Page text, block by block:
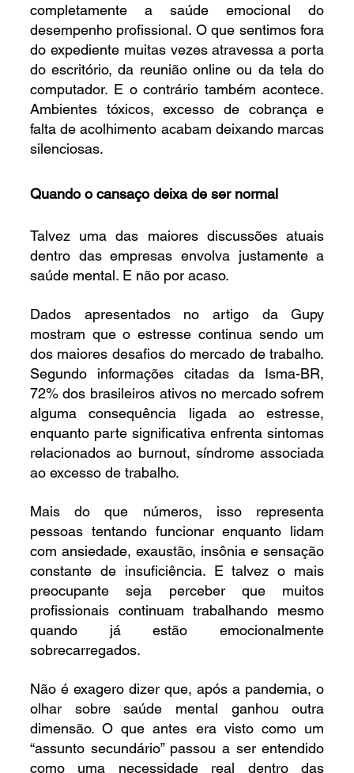
completamente a saúde emocional do
desempenho profissional. O que sentimos fora
do expediente muitas vezes atravessa a porta
do escritório, da reunião online ou da tela do
computador. E o contrário também acontece.
Ambientes tóxicos, excesso de cobrança e
falta de acolhimento acabam deixando marcas
silenciosas.
Quando o cansaço deixa de ser normal
Talvez uma das maiores discussões atuais
dentro das empresas envolva justamente a
saúde mental. E não por acaso.
Dados apresentados no artigo da Gupy
mostram que o estresse continua sendo um
dos maiores desafios do mercado de trabalho.
Segundo informações citadas da Isma-BR,
72% dos brasileiros ativos no mercado sofrem
alguma consequência ligada ao estresse,
enquanto parte significativa enfrenta sintomas
relacionados ao burnout, síndrome associada
ao excesso de trabalho.
Mais do que números, isso representa
pessoas tentando funcionar enquanto lidam
com ansiedade, exaustão, insônia e sensação
constante de insuficiência. E talvez o mais
preocupante seja perceber que muitos
profissionais continuam trabalhando mesmo
quando já estão emocionalmente
sobrecarregados.
Não é exagero dizer que, após a pandemia, o
olhar sobre saúde mental ganhou outra
dimensão. O que antes era visto como um
“assunto secundário” passou a ser entendido
como uma necessidade real dentro das